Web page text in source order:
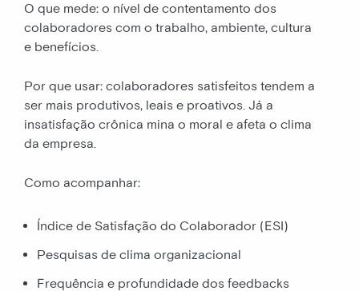
O que mede: o nível de contentamento dos
colaboradores com o trabalho, ambiente, cultura
e benefícios.
Por que usar: colaboradores satisfeitos tendem a
ser mais produtivos, leais e proativos. Já a
insatisfação crônica mina o moral e afeta o clima
da empresa.
Como acompanhar:
Índice de Satisfação do Colaborador (ESI)
Pesquisas de clima organizacional
Frequência e profundidade dos feedbacks